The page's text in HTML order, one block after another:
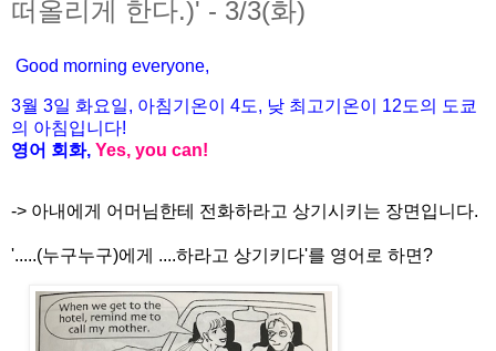
떠올리게 한다.)' - 3/3(화)
Good morning everyone,
3월 3일 화요일, 아침기온이 4도, 낮 최고기온이 12도의 도쿄
의 아침입니다!
영어 회화, Yes, you can!
-> 아내에게 어머님한테 전화하라고 상기시키는 장면입니다.
'.....(누구누구)에게 ....하라고 상기키다'를 영어로 하면?